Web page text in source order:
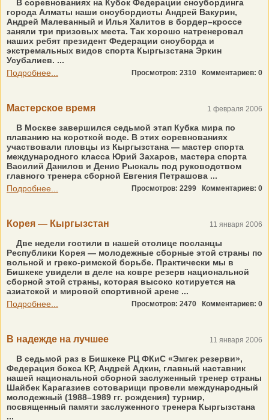
В соревнованиях на Кубок Федерации сноубординга
города Алматы наши сноубордисты Андрей Вакурин,
Андрей Малеванный и Илья Халитов в бордер–кроссе
заняли три призовых места. Так хорошо натренеровал
наших ребят президент Федерации сноуборда и
экстремальных видов спорта Кыргызстана Эркин
Усубалиев. ...
Подробнее...
Просмотров: 2310 Комментариев: 0
Мастерское время 1 февраля 2006
В Москве завершился седьмой этап Кубка мира по
плаванию на короткой воде. В этих соревнованиях
участвовали пловцы из Кыргызстана — мастер спорта
международного класса Юрий Захаров, мастера спорта
Василий Данилов и Денис Рыскаль под руководством
главного тренера сборной Евгения Петрашова ...
Подробнее...
Просмотров: 2299 Комментариев: 0
Корея — Кыргызстан 11 января 2006
Две недели гостили в нашей столице посланцы
Республики Корея — молодежные сборные этой страны по
вольной и греко-римской борьбе. Практически мы в
Бишкеке увидели в деле на ковре резерв национальной
сборной этой страны, которая высоко котируется на
азиатской и мировой спортивной арене ...
Подробнее...
Просмотров: 2470 Комментариев: 0
В надежде на лучшее 11 января 2006
В седьмой раз в Бишкеке РЦ ФКиС «Эмгек резерви»,
Федерация бокса КР, Андрей Адкин, главный наставник
нашей национальной сборной заслуженный тренер страны
Шайбек Карагазиев сотоварищи провели международный
молодежный (1988–1989 гг. рождения) турнир,
посвященный памяти заслуженного тренера Кыргызстана
...